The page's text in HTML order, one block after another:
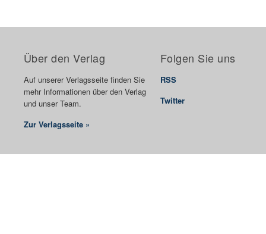
Über den Verlag
Auf unserer Verlagsseite finden Sie
mehr Informationen über den Verlag
und unser Team.
Zur Verlagsseite »
Folgen Sie uns
RSS
Twitter